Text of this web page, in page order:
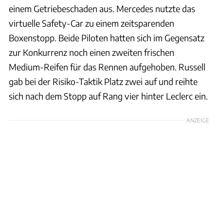
einem Getriebeschaden aus. Mercedes nutzte das
virtuelle Safety-Car zu einem zeitsparenden
Boxenstopp. Beide Piloten hatten sich im Gegensatz
zur Konkurrenz noch einen zweiten frischen
Medium-Reifen für das Rennen aufgehoben. Russell
gab bei der Risiko-Taktik Platz zwei auf und reihte
sich nach dem Stopp auf Rang vier hinter Leclerc ein.
ANZEIGE